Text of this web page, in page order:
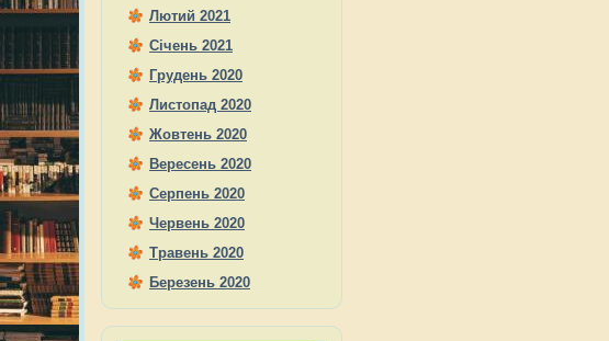
Лютий 2021
Січень 2021
Грудень 2020
Листопад 2020
Жовтень 2020
Вересень 2020
Серпень 2020
Червень 2020
Травень 2020
Березень 2020